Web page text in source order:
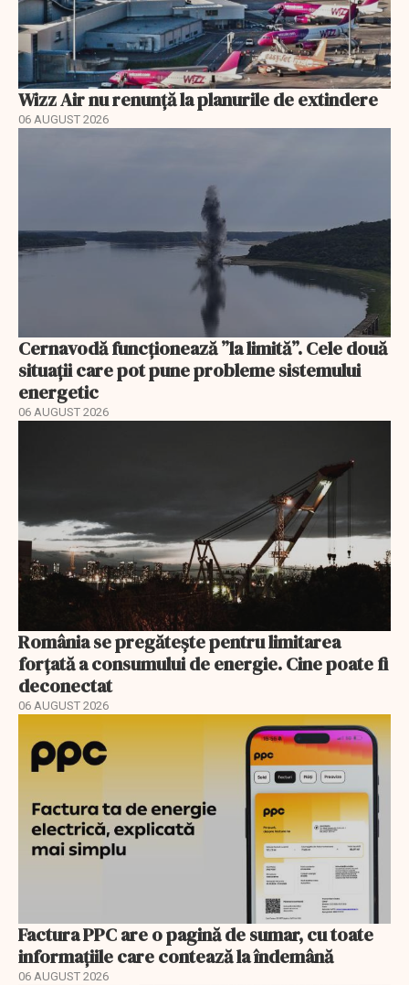
Wizz Air nu renunță la planurile de extindere
06 AUGUST 2026
Cernavodă funcționează ”la limită”. Cele două
situații care pot pune probleme sistemului
energetic
06 AUGUST 2026
România se pregătește pentru limitarea
forțată a consumului de energie. Cine poate fi
deconectat
06 AUGUST 2026
Factura PPC are o pagină de sumar, cu toate
informațiile care contează la îndemână
06 AUGUST 2026